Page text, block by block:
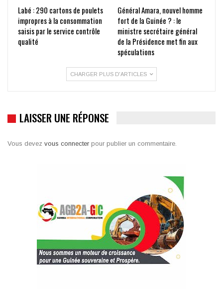
Labé : 290 cartons de poulets
impropres à la consommation
saisis par le service contrôle
qualité
Général Amara, nouvel homme
fort de la Guinée ? : le
ministre secrétaire général
de la Présidence met fin aux
spéculations
CHARGER PLUS D'ARTICLES
LAISSER UNE RÉPONSE
Vous devez vous connecter pour publier un commentaire.